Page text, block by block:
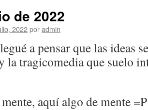
de 2022
2022poradmin
a pensar que las ideas
la tragicomedia que suelo
aquí algo de mente =P